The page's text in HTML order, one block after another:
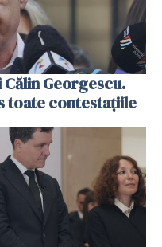
Georgescu.
toate contestațiile